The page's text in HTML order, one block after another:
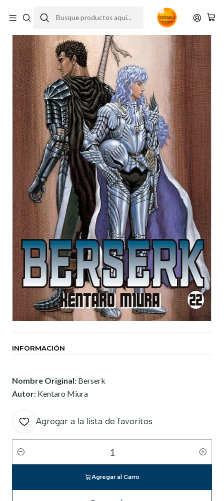
INFORMACIÓN
Nombre Original: Berserk
Autor: Kentaro Miura
Agregar a la lista de favoritos
Cantidad
Agregar al Carro